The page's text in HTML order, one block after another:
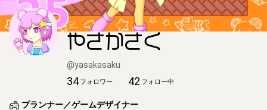
やさかさく
@yasakasaku
34 フォロワー 42 フォロー中
プランナー／ゲームデザイナー